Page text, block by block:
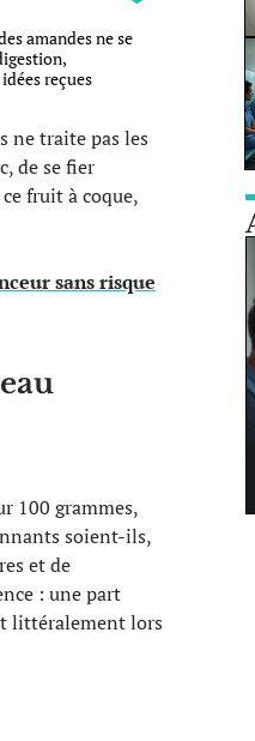
amandes ne se
reçues
ne traite pas les
de se fier
fruit à coque,
sans risque
100 grammes,
soient-ils,
et de
: une part
littéralement lors